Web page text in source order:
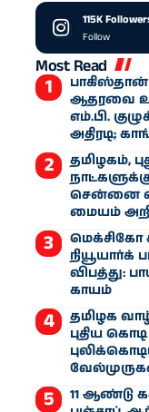
115K
Follow
Most Read
ஆதரவை
எம்.பி.
அதிரடி;
தமிழகம்,
சென்னை
மையம்
மெக்சிகோ
நியூயார்க்
விபத்து:
காயம்
தமிழக
புதிய
11 ஆண்டு